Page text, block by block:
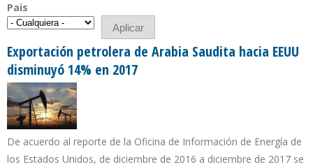
Pais
Exportación petrolera de Arabia Saudita hacia EEUU
disminuyó 14% en 2017
De acuerdo al reporte de la Oficina de Información de Energía de
los Estados Unidos, de diciembre de 2016 a diciembre de 2017 se